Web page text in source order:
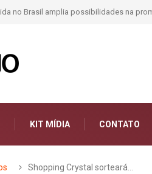
amplia possibilidades na promoção
KIT MÍDIA CONTATO
Shopping Crystal sorteará…